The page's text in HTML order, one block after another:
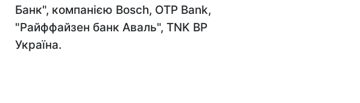
Банк", компанією Bosch, OTP Bank,
"Райффайзен банк Аваль", TNK BP
Україна.